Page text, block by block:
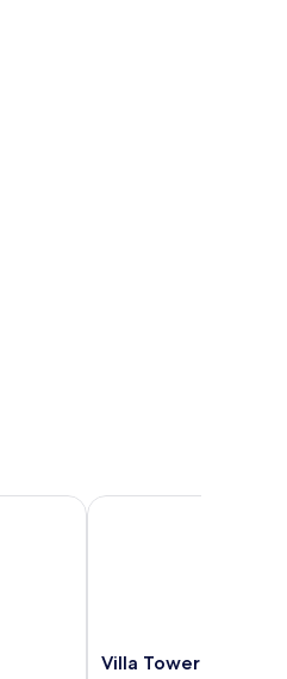
Villa
Villa Tower Inn
Villa Tower Inn